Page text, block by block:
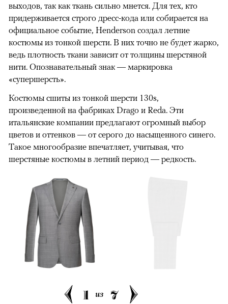
выходов, так как ткань сильно мнется. Для тех, кто
придерживается строго дресс-кода или собирается на
официальное событие, Henderson создал летние
костюмы из тонкой шерсти. В них точно не будет жарко,
ведь плотность ткани зависит от толщины шерстяной
нити. Опознавательный знак — маркировка
«супершерсть».
Костюмы сшиты из тонкой шерсти 130s,
произведенной на фабриках Drago и Reda. Эти
итальянские компании предлагают огромный выбор
цветов и оттенков — от серого до насыщенного синего.
Такое многообразие впечатляет, учитывая, что
шерстяные костюмы в летний период — редкость.
1 из 7